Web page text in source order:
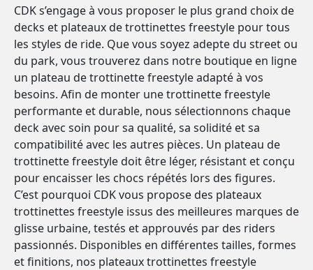
CDK s’engage à vous proposer le plus grand choix de
decks et plateaux de trottinettes freestyle pour tous
les styles de ride. Que vous soyez adepte du street ou
du park, vous trouverez dans notre boutique en ligne
un plateau de trottinette freestyle adapté à vos
besoins. Afin de monter une trottinette freestyle
performante et durable, nous sélectionnons chaque
deck avec soin pour sa qualité, sa solidité et sa
compatibilité avec les autres pièces. Un plateau de
trottinette freestyle doit être léger, résistant et conçu
pour encaisser les chocs répétés lors des figures.
C’est pourquoi CDK vous propose des plateaux
trottinettes freestyle issus des meilleures marques de
glisse urbaine, testés et approuvés par des riders
passionnés. Disponibles en différentes tailles, formes
et finitions, nos plateaux trottinettes freestyle